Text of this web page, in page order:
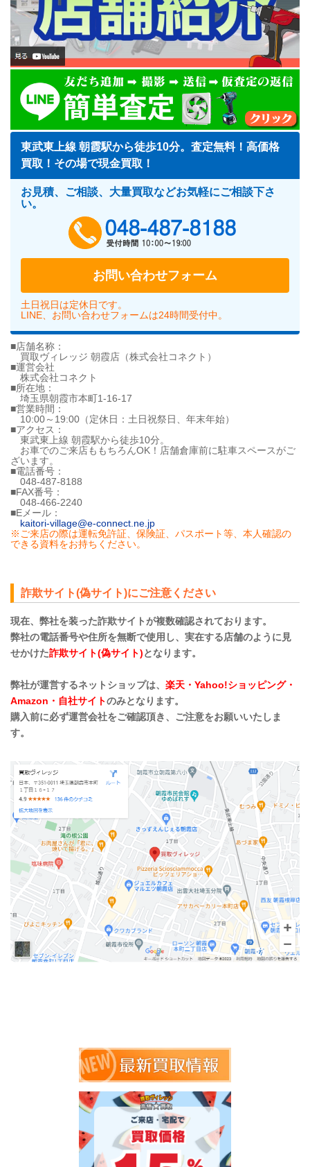
東武東上線 朝霞駅から徒歩10分。査定無料！高価格
買取！その場で現金買取！
お見積、ご相談、大量買取などお気軽にご相談下さ
い。
お問い合わせフォーム
土日祝日は定休日です。
LINE、お問い合わせフォームは24時間受付中。
■店舗名称：
買取ヴィレッジ 朝霞店（株式会社コネクト）
■運営会社
株式会社コネクト
■所在地：
埼玉県朝霞市本町1-16-17
■営業時間：
10:00～19:00（定休日：土日祝祭日、年末年始）
■アクセス：
東武東上線 朝霞駅から徒歩10分。
お車でのご来店ももちろんOK！店舗倉庫前に駐車スペースがご
ざいます。
■電話番号：
048-487-8188
■FAX番号：
048-466-2240
■Eメール：
kaitori-village@e-connect.ne.jp
※ご来店の際は運転免許証、保険証、パスポート等、本人確認の
できる資料をお持ちください。
詐欺サイト(偽サイト)にご注意ください
現在、弊社を装った詐欺サイトが複数確認されております。
弊社の電話番号や住所を無断で使用し、実在する店舗のように見
せかけた詐欺サイト(偽サイト)となります。
弊社が運営するネットショップは、 楽天・Yahoo!ショッピング・
Amazon・自社サイトのみとなります。
購入前に必ず運営会社をご確認頂き、ご注意をお願いいたしま
す。